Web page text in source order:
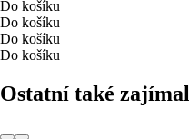
Do košíku
Do košíku
Do košíku
Do košíku
Ostatní také